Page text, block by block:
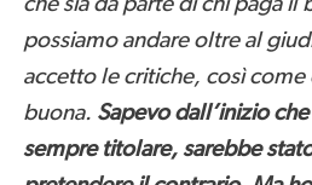
possiamo andare oltre al
accetto le critiche, così come
buona. Sapevo dall’inizio
sempre titolare, sarebbe